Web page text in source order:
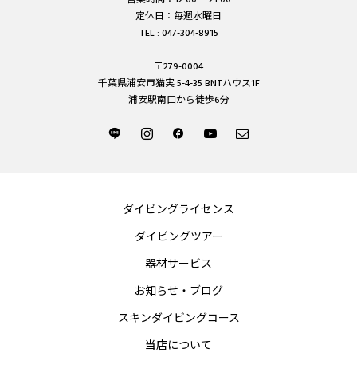
定休日：毎週水曜日
TEL : 047-304-8915
〒279-0004
千葉県浦安市猫実 5-4-35 BNTハウス1F
浦安駅南口から徒歩6分
ダイビングライセンス
ダイビングツアー
器材サービス
お知らせ・ブログ
スキンダイビングコース
当店について